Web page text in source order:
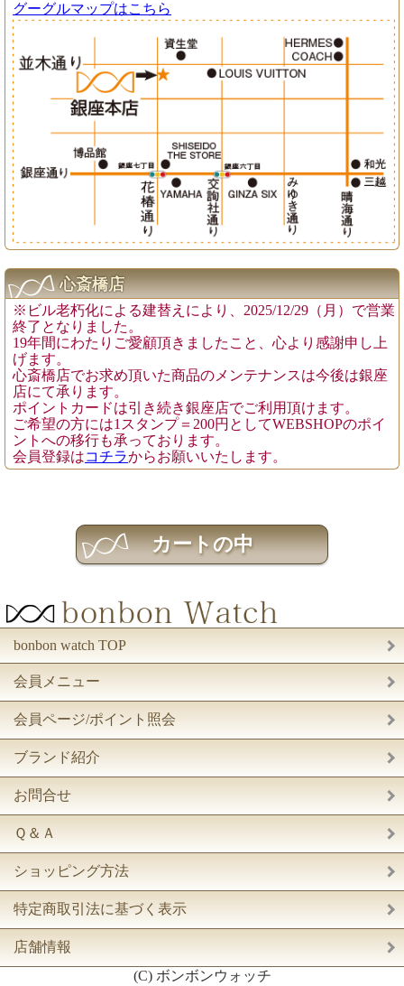
グーグルマップはこちら
心斎橋店
※ビル老朽化による建替えにより、2025/12/29（月）で営業
終了となりました。
19年間にわたりご愛顧頂きましたこと、心より感謝申し上
げます。
心斎橋店でお求め頂いた商品のメンテナンスは今後は銀座
店にて承ります。
ポイントカードは引き続き銀座店でご利用頂けます。
ご希望の方には1スタンプ＝200円としてWEBSHOPのポイ
ントへの移行も承っております。
会員登録はコチラからお願いいたします。
bonbon watch TOP
会員メニュー
会員ページ/ポイント照会
ブランド紹介
お問合せ
Ｑ＆Ａ
ショッピング方法
特定商取引法に基づく表示
店舗情報
(C) ボンボンウォッチ